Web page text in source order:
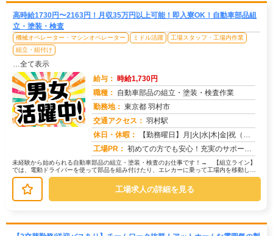
高時給1730円〜2163円！月収35万円以上可能！即入寮OK！自動車部品組
立・塗装・検査
機械オペレーター・マシンオペレーター ミドル活躍
工場スタッフ・工場内作業
組立・組付け
…全て表示
給与： 時給1,730円
職種： 自動車部品の組立・塗装・検査作業
勤務地： 東京都 羽村市
交通アクセス： 羽村駅
休日・休暇：
【勤務曜日】月|火|水|木|金|祝（工場カレンダーに準ずる）【休日・休暇】土日休み（GW休暇・夏季休暇・年末年始休...
工場PR： 初めての方でも安心！充実のサポート体制で新しい一歩を踏み出せます。→寮費無料の住み込みOK！初期費用0円で、すぐに...
未経験から始められる自動車部品の組立・塗装・検査のお仕事です！→ 【組立ライン】
では、電動ドライバーを使って部品を組み付けたり、エレカーに乗って工場内を移動して
部品を供給する作業があります。→ ...
工場求人の詳細を見る